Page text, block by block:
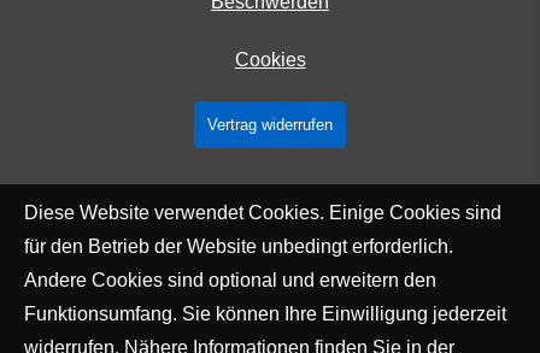
Cookies
Vertrag widerrufen
Diese Website verwendet Cookies. Einige Cookies sind
für den Betrieb der Website unbedingt erforderlich.
Andere Cookies sind optional und erweitern den
Funktionsumfang. Sie können Ihre Einwilligung jederzeit
widerrufen. Nähere Informationen finden Sie in der